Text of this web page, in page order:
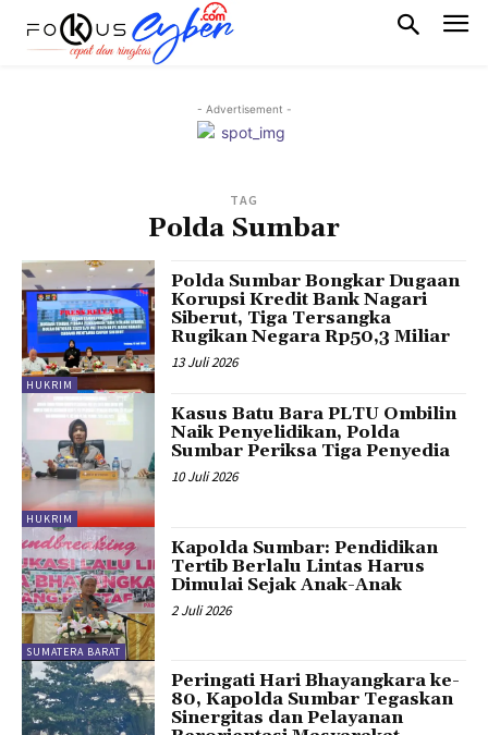
- Advertisement -
TAG
Polda Sumbar
HUKRIM
Polda Sumbar Bongkar Dugaan
Korupsi Kredit Bank Nagari
Siberut, Tiga Tersangka
Rugikan Negara Rp50,3 Miliar
13 Juli 2026
HUKRIM
Kasus Batu Bara PLTU Ombilin
Naik Penyelidikan, Polda
Sumbar Periksa Tiga Penyedia
10 Juli 2026
SUMATERA BARAT
Kapolda Sumbar: Pendidikan
Tertib Berlalu Lintas Harus
Dimulai Sejak Anak-Anak
2 Juli 2026
Peringati Hari Bhayangkara ke-
80, Kapolda Sumbar Tegaskan
Sinergitas dan Pelayanan